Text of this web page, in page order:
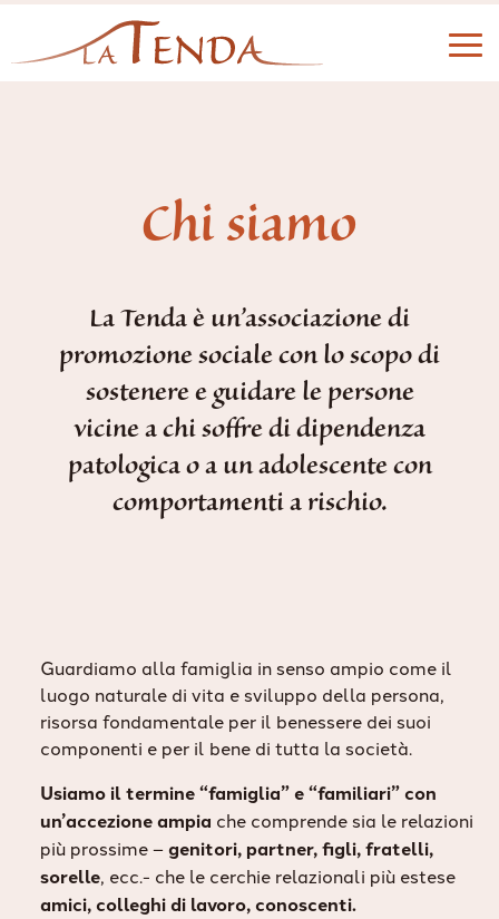
Chi siamo
La Tenda è un’associazione di
promozione sociale con lo scopo di
sostenere e guidare le persone
vicine a chi soffre di dipendenza
patologica o a un adolescente con
comportamenti a rischio.
Guardiamo alla famiglia in senso ampio come il
luogo naturale di vita e sviluppo della persona,
risorsa fondamentale per il benessere dei suoi
componenti e per il bene di tutta la società.
Usiamo il termine “famiglia” e “familiari” con
un’accezione ampia che comprende sia le relazioni
più prossime –genitori, partner, figli, fratelli,
sorelle, ecc.- che le cerchie relazionali più estese
amici, colleghi di lavoro, conoscenti.